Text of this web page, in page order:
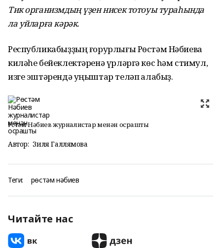
Тик организмдың үҙен нисек тотоуы тураһында
ла уйларға кәрәк.
Республикабыҙҙың ғорурлығы Рөстәм Нәбиевҡа
киләһе бейеклектәренә үрләргә көс һәм стимул,
изге эштәрендә уңыштар теләп ҡалабыҙ.
Рөстәм Нәбиев журналистар менән осрашты
Автор: Зиля Галлямова
Теги: рөстәм нәбиев
Читайте нас